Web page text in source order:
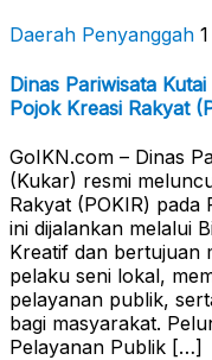
Daerah Penyanggah
Dinas Pariwisata
Pojok Kreasi Rakyat
GoIKN.com – Dinas
(Kukar) resmi
Rakyat (POKIR)
ini dijalankan melalui
Kreatif dan bertujuan
pelaku seni lokal,
pelayanan publik,
bagi masyarakat.
Pelayanan Publik […]